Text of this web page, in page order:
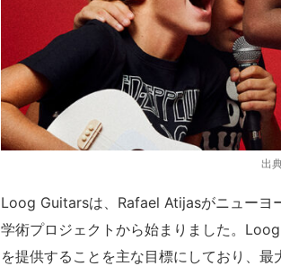
出
Loog Guitarsは、Rafael Atijasがニューヨ
学術プロジェクトから始まりました。
を提供することを主な目標にしており、